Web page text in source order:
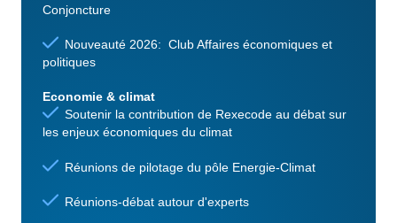
Conjoncture
Nouveauté 2026: Club Affaires économiques et
politiques
Economie & climat
Soutenir la contribution de Rexecode au débat sur
les enjeux économiques du climat
Réunions de pilotage du pôle Energie-Climat
Réunions-débat autour d'experts